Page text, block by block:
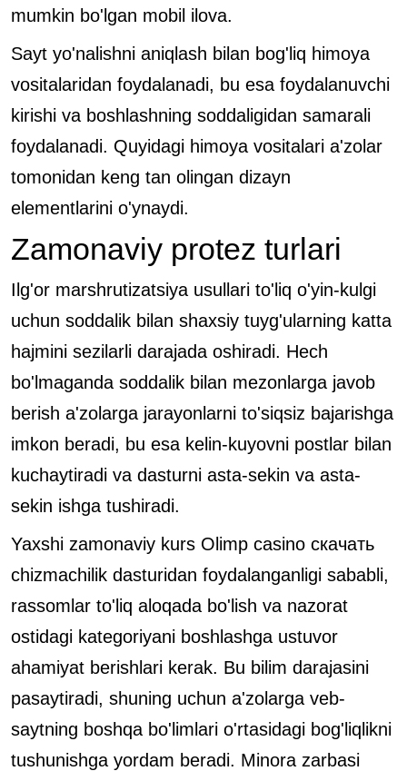
mumkin bo'lgan mobil ilova.
Sayt yo'nalishni aniqlash bilan bog'liq himoya
vositalaridan foydalanadi, bu esa foydalanuvchi
kirishi va boshlashning soddaligidan samarali
foydalanadi. Quyidagi himoya vositalari a'zolar
tomonidan keng tan olingan dizayn
elementlarini o'ynaydi.
Zamonaviy protez turlari
Ilg'or marshrutizatsiya usullari to'liq o'yin-kulgi
uchun soddalik bilan shaxsiy tuyg'ularning katta
hajmini sezilarli darajada oshiradi. Hech
bo'lmaganda soddalik bilan mezonlarga javob
berish a'zolarga jarayonlarni to'siqsiz bajarishga
imkon beradi, bu esa kelin-kuyovni postlar bilan
kuchaytiradi va dasturni asta-sekin va asta-
sekin ishga tushiradi.
Yaxshi zamonaviy kurs Olimp casino скачать
chizmachilik dasturidan foydalanganligi sababli,
rassomlar to'liq aloqada bo'lish va nazorat
ostidagi kategoriyani boshlashga ustuvor
ahamiyat berishlari kerak. Bu bilim darajasini
pasaytiradi, shuning uchun a'zolarga veb-
saytning boshqa bo'limlari o'rtasidagi bog'liqlikni
tushunishga yordam beradi. Minora zarbasi